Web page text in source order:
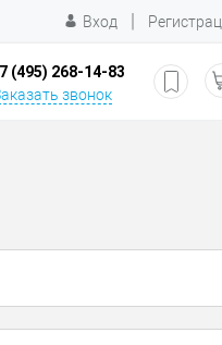
Вход |
(495) 268-14-83
звонок